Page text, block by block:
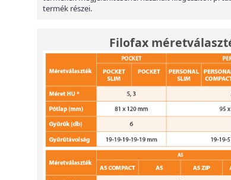
termék részei.
Filofax